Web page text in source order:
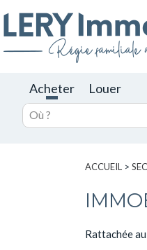
Acheter Louer
ACCUEIL >
Rattachée